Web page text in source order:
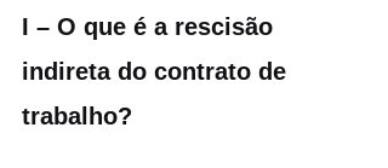
I – O que é a rescisão
indireta do contrato de
trabalho?